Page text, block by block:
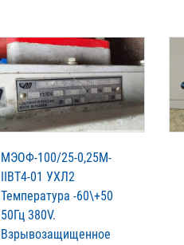
МЭОФ-100/25-0,25М-
IIВТ4-01 УХЛ2
Температура -60\+50
50Гц 380V.
Взрывозащищенное